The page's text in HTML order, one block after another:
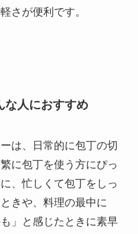
さが便利です。
人におすすめ
は、日常的に包丁の切
に包丁を使う方にぴっ
、忙しくて包丁をしっ
きや、料理の最中に
」と感じたときに素早